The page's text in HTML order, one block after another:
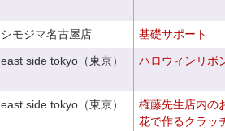
シモジマ名古屋店 基礎サポート
east side tokyo（東京） ハロウィンリボ
east side tokyo（東京）
権藤先生店内の
花で作るクラッ